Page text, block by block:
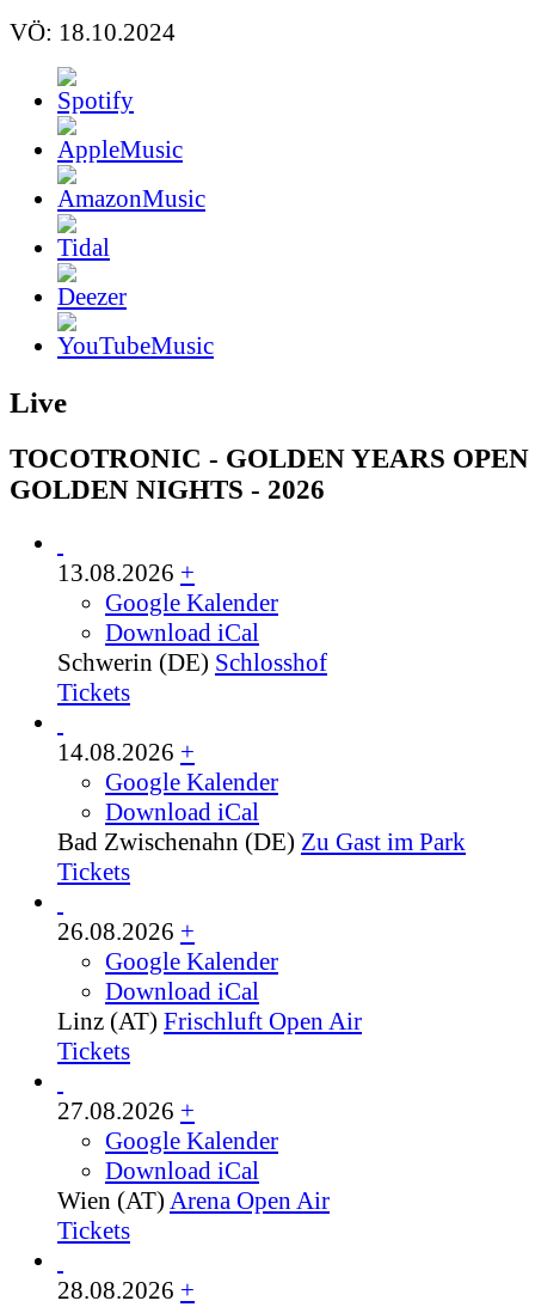
VÖ: 18.10.2024
Live
TOCOTRONIC - GOLDEN YEARS
GOLDEN NIGHTS - 2026
13.08.2026 +
Google Kalender
Download iCal
Schwerin (DE) Schlosshof
Tickets
14.08.2026 +
Google Kalender
Download iCal
Bad Zwischenahn (DE) Zu Gast im Park
Tickets
26.08.2026 +
Google Kalender
Download iCal
Linz (AT) Frischluft Open Air
Tickets
27.08.2026 +
Google Kalender
Download iCal
Wien (AT) Arena Open Air
Tickets
28.08.2026 +